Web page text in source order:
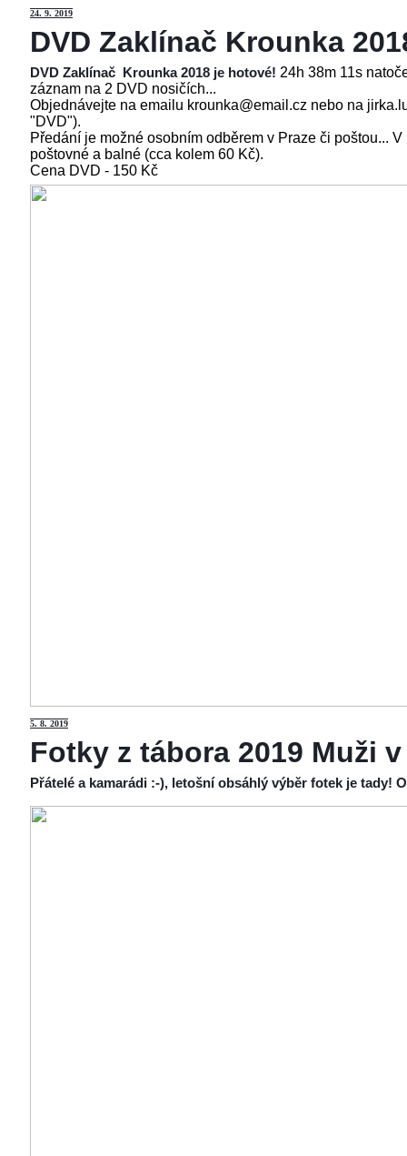
24. 9. 2019
DVD Zaklínač Krounka
DVD Zaklínač Krounka 2018 je hotové! 24h 38m 11s
záznam na 2 DVD nosičích...
Objednávejte na emailu krounka@email.cz nebo na
"DVD").
Předání je možné osobním odběrem v Praze či poštou...
poštovné a balné (cca kolem 60 Kč).
Cena DVD - 150 Kč
5. 8. 2019
Fotky z tábora 2019 Muži
Přátelé a kamarádi :-), letošní obsáhlý výběr fotek je tady!